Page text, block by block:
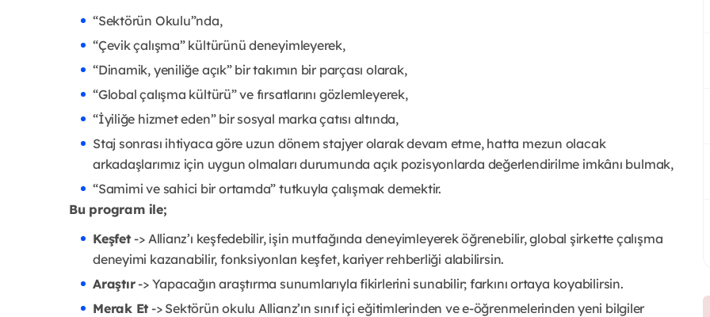
“Sektörün Okulu”nda,
“Çevik çalışma” kültürünü deneyimleyerek,
“Dinamik, yeniliğe açık” bir takımın bir parçası olarak,
“Global çalışma kültürü” ve fırsatlarını gözlemleyerek,
“İyiliğe hizmet eden” bir sosyal marka çatısı altında,
Staj sonrası ihtiyaca göre uzun dönem stajyer olarak devam etme, hatta mezun olacak
arkadaşlarımız için uygun olmaları durumunda açık pozisyonlarda değerlendirilme imkânı bulmak,
“Samimi ve sahici bir ortamda” tutkuyla çalışmak demektir.
Bu program ile;
Keşfet-> Allianz’ı keşfedebilir, işin mutfağında deneyimleyerek öğrenebilir, global şirkette çalışma
deneyimi kazanabilir, fonksiyonları keşfet, kariyer rehberliği alabilirsin.
Araştır-> Yapacağın araştırma sunumlarıyla fikirlerini sunabilir; farkını ortaya koyabilirsin.
Merak Et -> Sektörün okulu Allianz’ın sınıf içi eğitimlerinden ve e-öğrenmelerinden yeni bilgiler